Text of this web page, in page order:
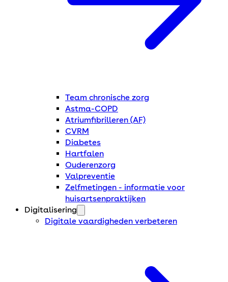
Team chronische zorg
Astma-COPD
Atriumfibrilleren (AF)
CVRM
Diabetes
Hartfalen
Ouderenzorg
Valpreventie
Zelfmetingen - informatie voor
huisartsenpraktijken
Digitalisering
Digitale vaardigheden verbeteren